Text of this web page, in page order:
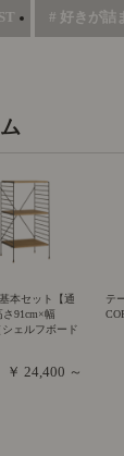
# 好きが詰
本セット【通
91cm×幅
シェルフボード
￥ 24,400 ～
テ